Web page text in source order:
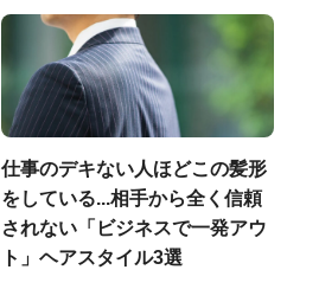
仕事のデキない人ほどこの髪形
をしている...相手から全く信頼
されない「ビジネスで一発アウ
ト」ヘアスタイル3選